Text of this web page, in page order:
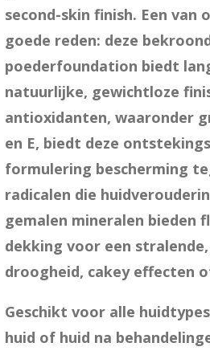
second-skin finish. Een van
goede reden: deze
poederfoundation biedt
natuurlijke, gewichtloze
antioxidanten, waaronder
en E, biedt deze
formulering bescherming
radicalen die
gemalen mineralen bieden
dekking voor een
droogheid, cakey effecten
Geschikt voor alle
huid of huid na